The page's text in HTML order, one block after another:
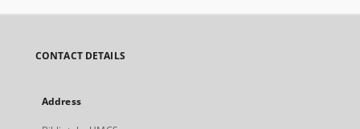
CONTACT DETAILS
Address